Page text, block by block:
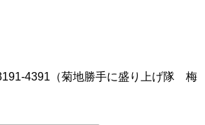
4391（菊地勝手に盛り上げ隊 梅